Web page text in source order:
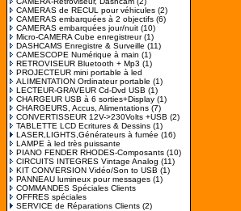
CAMERAS de RECUL pour véhicules (2)
CAMERAS embarquées à 2 objectifs (6)
CAMERAS embarquées jour/nuit (10)
Micro-CAMERA Cube enregistreur(1)
DASHCAMS Enregistre & Surveille (11)
CAMESCOPE Numérique à main (1)
RETROVISEUR Bluetooth + Mp3 (1)
PROJECTEUR mini portable à led
ALIMENTATION Ordinateur portable (1)
LECTEUR-GRAVEUR Cd-Dvd USB (1)
CHARGEUR USB à 6 sorties+Display (1)
CHARGEURS, Accus, Alimentations (7)
CONVERTISSEUR 12V->230Volts +USB (2)
TABLETTE LCD Ecritures & Dessins (1)
LASER,LIGHTS,Générateurs à fumée (16)
LAMPE à led très puissante
PIANO FENDER RHODES-Composants (10)
CIRCUITS INTEGRES Vintage Analog (11)
KIT CONVERSION Vidéo/Son to USB (1)
PANNEAU lumineux pour messages (1)
COMMANDES Spéciales Clients
OFFRES spéciales
SERVICE de Réparations Clients (2)